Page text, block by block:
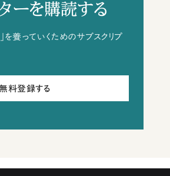
ーを購読する
を養っていくためのサブスクリプ
無料登録する